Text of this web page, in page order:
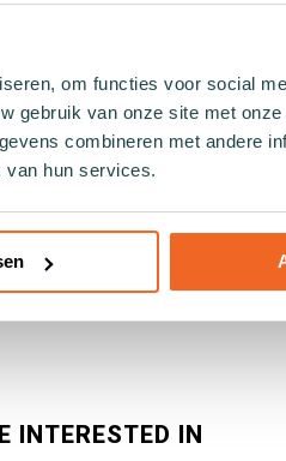
om functies voor social
gebruik van onze site met
combineren met andere
van hun services.
INTERESTED IN